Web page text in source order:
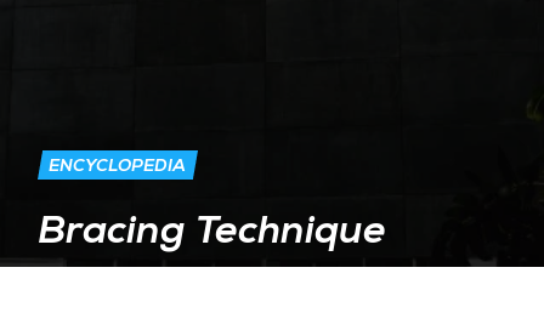
ENCYCLOPEDIA
Bracing Technique